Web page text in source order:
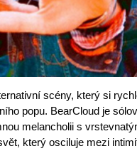
scény, který si
popu. BearCloud je
melancholii s
který osciluje mezi